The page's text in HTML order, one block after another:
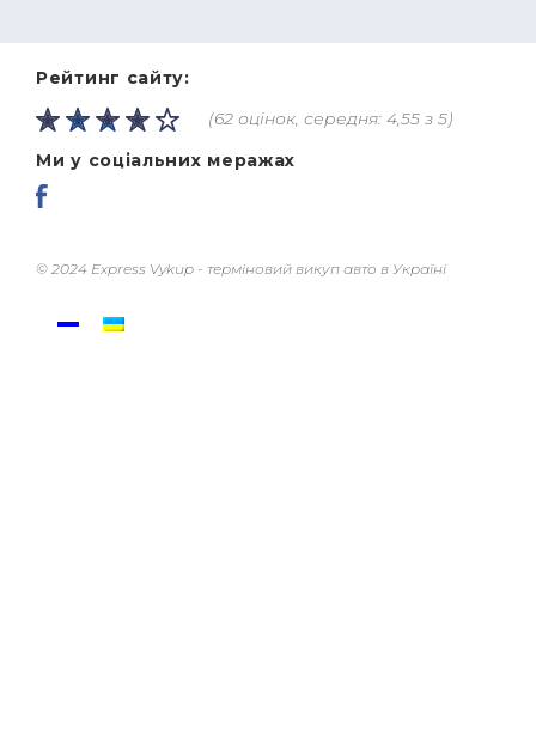
Рейтинг сайту:
(62 оцінок, середня: 4,55 з 5)
Ми у соціальних меражах
© 2024 Express Vykup - терміновий викуп авто в Україні